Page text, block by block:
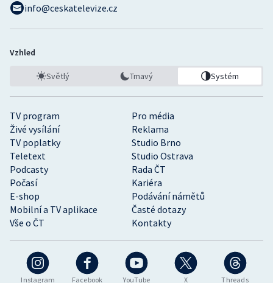
Instagram Facebook YouTube X Threads
TV program
Pro média
Živé vysílání
Reklama
TV poplatky
Studio Brno
Teletext
Studio Ostrava
Podcasty
Rada ČT
Počasí
Kariéra
E-shop
Podávání námětů
Mobilní a TV aplikace
Časté dotazy
Vše o ČT
Kontakty
info@ceskatelevize.cz
Vzhled
Světlý Tmavý Systém